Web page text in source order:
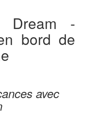
Dream -
bord de
avec